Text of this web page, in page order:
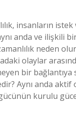
insanların
anda ve ilişkili
neden
olaylar
bir
Aynı anda
kurulu